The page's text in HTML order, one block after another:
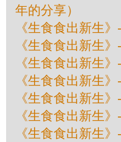
年的分享）
《生食食出新生
《生食食出新生
《生食食出新生
《生食食出新生
《生食食出新生
《生食食出新生
《生食食出新生